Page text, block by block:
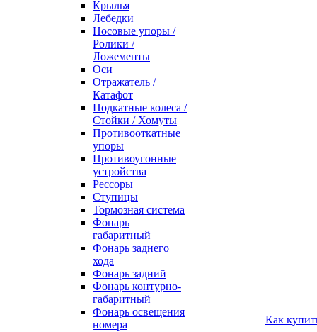
Крылья
Лебедки
Носовые упоры /
Ролики /
Ложементы
Оси
Отражатель /
Катафот
Подкатные колеса /
Стойки / Хомуты
Противооткатные
упоры
Противоугонные
устройства
Рессоры
Ступицы
Тормозная система
Фонарь
габаритный
Фонарь заднего
хода
Фонарь задний
Фонарь контурно-
габаритный
Фонарь освещения
номера
Как